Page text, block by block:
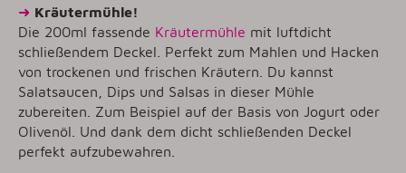
➜ Kräutermühle!
Die 200ml fassende Kräutermühle mit luftdicht
schließendem Deckel. Perfekt zum Mahlen und Hacken
von trockenen und frischen Kräutern. Du kannst
Salatsaucen, Dips und Salsas in dieser Mühle
zubereiten. Zum Beispiel auf der Basis von Jogurt oder
Olivenöl. Und dank dem dicht schließenden Deckel
perfekt aufzubewahren.